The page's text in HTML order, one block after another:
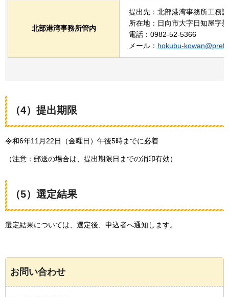
北部港湾事務所管内
提出先：北部港湾事務所工務
所在地：日向市大字日知屋字
電話：0982-52-5366
メール： hokubu-
（4）提出期限
令和6年11月22日（金曜日）午後5時までに必着
（注意：郵送の場合は、提出期限日までの消印有効）
（5）選定結果
選定結果については、選定後、申込者へ通知します。
お問い合わせ